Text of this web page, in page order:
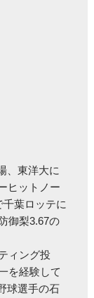
、東洋大に
ヒットノー
葉ロッテに
御梨3.67の
ィング投
を経験して
球選手の石